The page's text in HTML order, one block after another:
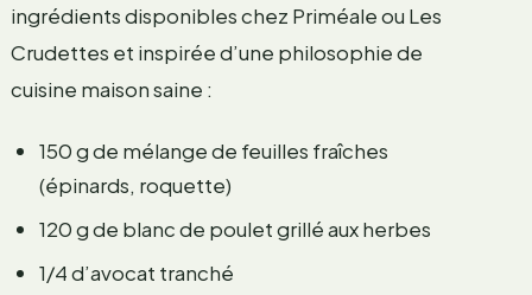
ingrédients disponibles chez Priméale ou Les
Crudettes et inspirée d’une philosophie de
cuisine maison saine :
150 g de mélange de feuilles fraîches
(épinards, roquette)
120 g de blanc de poulet grillé aux herbes
1/4 d’avocat tranché